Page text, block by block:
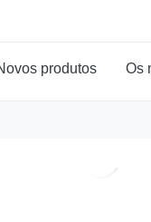
produtos Os